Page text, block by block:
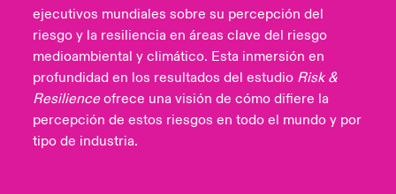
Contacto
Acceso
Transformación tecnológica y ciberriesgo 2025
Resilience - Riesgos climáticos y medioambientales 2025
Cyber
Spain
(French)
(French)
(French)
(French)
(French)
(French)
(French)
(French)
(French)
(French)
(French)
ejecutivos mundiales sobre su percepción del
riesgo y la resiliencia en áreas clave del riesgo
medioambiental y climático. Esta inmersión en
profundidad en los resultados del estudio Risk &
Resilienceofrece una visión de cómo difiere la
percepción de estos riesgos en todo el mundo y por
tipo de industria.